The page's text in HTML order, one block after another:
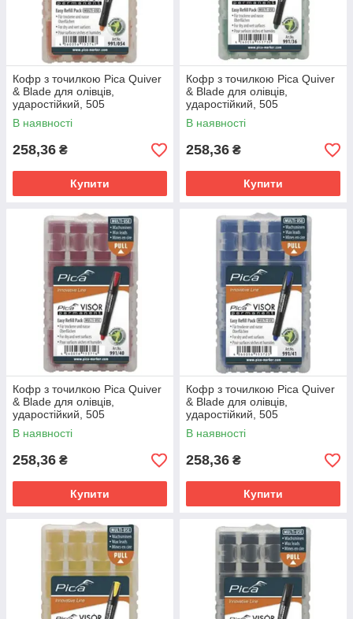
Кофр з точилкою Pica Quiver
& Blade для олівців,
ударостійкий, 505
В наявності
258,36 ₴
Купити
Кофр з точилкою Pica Quiver
& Blade для олівців,
ударостійкий, 505
В наявності
258,36 ₴
Купити
Кофр з точилкою Pica Quiver
& Blade для олівців,
ударостійкий, 505
В наявності
258,36 ₴
Купити
Кофр з точилкою Pica Quiver
& Blade для олівців,
ударостійкий, 505
В наявності
258,36 ₴
Купити